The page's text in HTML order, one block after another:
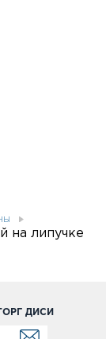
на липучке
ДИСИ